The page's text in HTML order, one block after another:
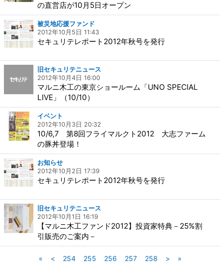
の直営店が10月5日オープン
被災地応援ファンド
2012年10月5日 11:43
セキュリテレポート2012年秋号を発行
旧セキュリテニュース
2012年10月4日 16:00
マルニ木工の東京ショールーム「UNO SPECIAL
LIVE」（10/10）
イベント
2012年10月3日 20:32
10/6,7 第8回フライマルクト2012 大志ファーム
の豚丼登場！
お知らせ
2012年10月2日 17:39
セキュリテレポート2012年秋号を発行
旧セキュリテニュース
2012年10月1日 16:19
【マルニ木工ファンド2012】投資家特典－25%割
引販売のご案内－
« < 254 255 256 257 258 > »